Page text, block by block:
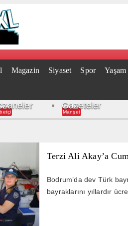
Magazin Siyaset Spor Yaşam
Gazeteler
Manşet
Terzi Ali Akay’a
Bodrum’da dev Türk
bayraklarını yıllardır